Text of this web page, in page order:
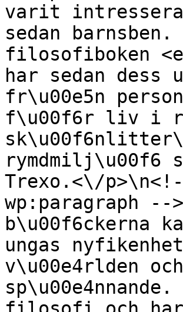
varit
sedan barnsben.
filosofiboken
har sedan
fr\u00e5n
f\u00f6r liv i
rymdmilj\u00f6
Trexo.<\/
wp:paragraph --
b\u00f6ckerna
ungas
v\u00e4rlden